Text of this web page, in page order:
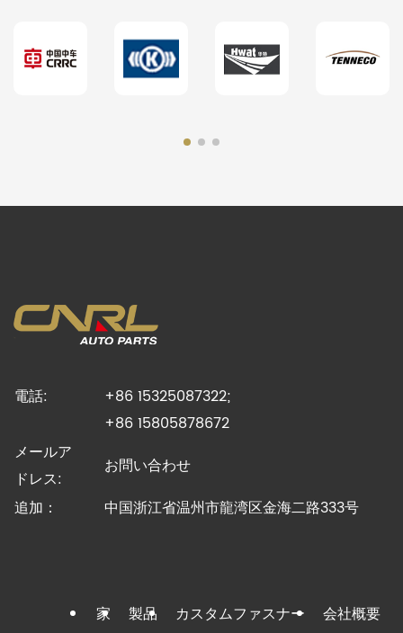
電話:
+86 15325087322;
+86 15805878672
メールア
ドレス:
お問い合わせ
追加：
中国浙江省温州市龍湾区金海二路333号
家 製品 カスタムファスナー 会社概要